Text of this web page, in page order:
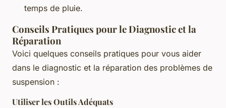
temps de pluie.
Conseils Pratiques pour le Diagnostic et la
Réparation
Voici quelques conseils pratiques pour vous aider
dans le diagnostic et la réparation des problèmes de
suspension :
Utiliser les Outils Adéquats